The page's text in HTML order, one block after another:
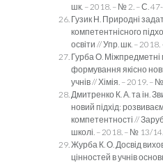
шк. – 2018. – № 2. – С.
Гузик Н. Природні
компетентнісного
освіти // Упр. шк. –
Гурба О. Міжпредметні
формування якісно
учнів // Хімія. – 2019. –
Дмитренко К. А. та ін.
новий підхід:
компетентності //
школі. – 2018. – № 13/
Журба К. О. Досвід
цінностей в учнів